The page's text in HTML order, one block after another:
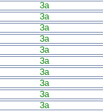
За
За
За
За
За
За
За
За
За
За